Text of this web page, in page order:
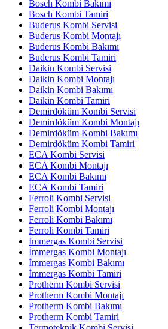
Bosch Kombi Bakımı
Bosch Kombi Tamiri
Buderus Kombi Servisi
Buderus Kombi Montajı
Buderus Kombi Bakımı
Buderus Kombi Tamiri
Daikin Kombi Servisi
Daikin Kombi Montajı
Daikin Kombi Bakımı
Daikin Kombi Tamiri
Demirdöküm Kombi Servisi
Demirdöküm Kombi Montajı
Demirdöküm Kombi Bakımı
Demirdöküm Kombi Tamiri
ECA Kombi Servisi
ECA Kombi Montajı
ECA Kombi Bakımı
ECA Kombi Tamiri
Ferroli Kombi Servisi
Ferroli Kombi Montajı
Ferroli Kombi Bakımı
Ferroli Kombi Tamiri
İmmergas Kombi Servisi
İmmergas Kombi Montajı
İmmergas Kombi Bakımı
İmmergas Kombi Tamiri
Protherm Kombi Servisi
Protherm Kombi Montajı
Protherm Kombi Bakımı
Protherm Kombi Tamiri